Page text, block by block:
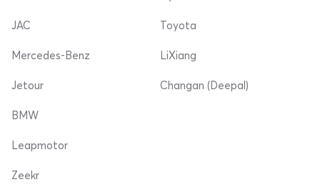
JAC
Mercedes-Benz
Jetour
Toyota
LiXiang
Changan (Deepal)
BMW
Leapmotor
Zeekr